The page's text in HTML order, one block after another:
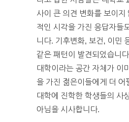
사이 큰 의견 변화를 보이지
적인 시각을 가진 응답자들
니다. 기후변화, 보건, 이민
같은 패턴이 발견되었습니
대학이라는 공간 자체가 이
을 가진 젊은이들에게 더 어
대학에 진학한 학생들의 사
아님을 시사합니다.